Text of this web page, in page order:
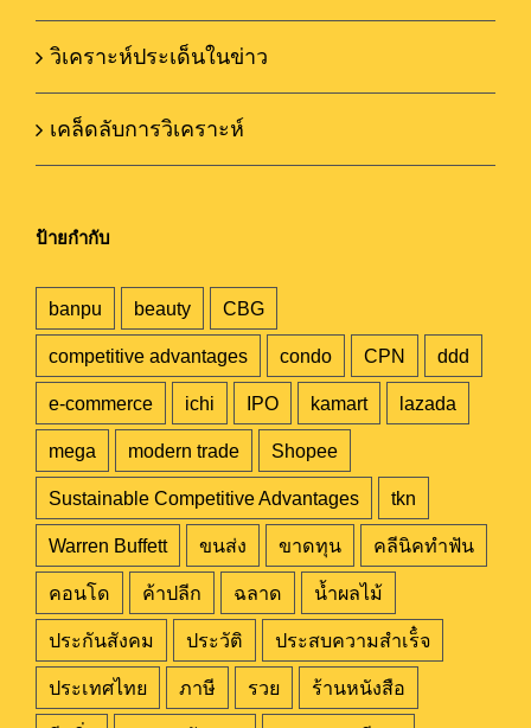
วิเคราะห์ประเด็นในข่าว
เคล็ดลับการวิเคราะห์
ป้ายกำกับ
banpu beauty CBG
competitive advantages condo CPN ddd
e-commerce ichi IPO kamart lazada
mega modern trade Shopee
Sustainable Competitive Advantages tkn
Warren Buffett ขนส่ง ขาดทุน คลีนิคทำฟัน
คอนโด ค้าปลีก ฉลาด น้ำผลไม้
ประกันสังคม ประวัติ ประสบความสำเร็๋จ
ประเทศไทย ภาษี รวย ร้านหนังสือ